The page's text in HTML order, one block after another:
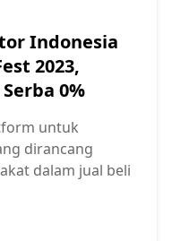
Indonesia
2023,
0%
untuk
dirancang
dalam jual beli